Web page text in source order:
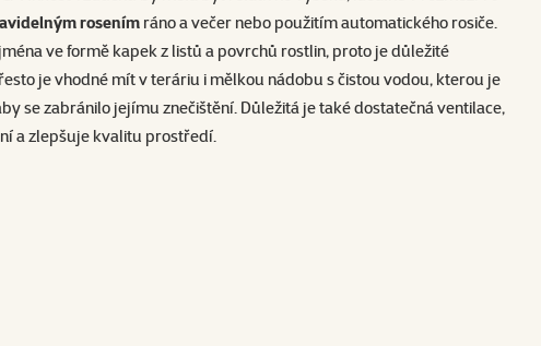
rosením ráno a večer nebo použitím automatického rosiče.
ve formě kapek z listů a povrchů rostlin, proto je důležité
je vhodné mít v teráriu i mělkou nádobu s čistou vodou, kterou je
se zabránilo jejímu znečištění. Důležitá je také dostatečná ventilace,
a zlepšuje kvalitu prostředí.